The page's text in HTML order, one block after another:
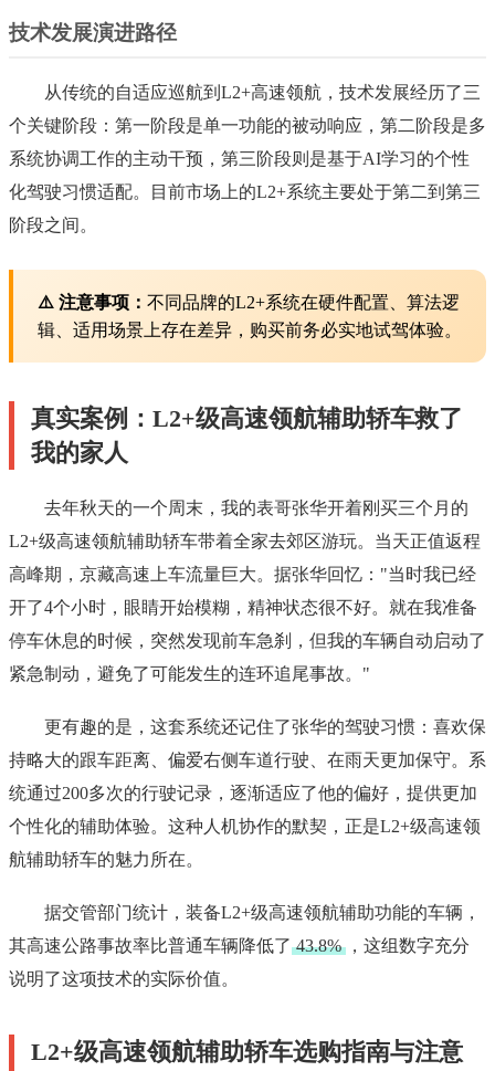
技术发展演进路径
从传统的自适应巡航到L2+高速领航，技术发展经历了三
个关键阶段：第一阶段是单一功能的被动响应，第二阶段是多
系统协调工作的主动干预，第三阶段则是基于AI学习的个性
化驾驶习惯适配。目前市场上的L2+系统主要处于第二到第三
阶段之间。
⚠️ 注意事项： 不同品牌的L2+系统在硬件配置、算法逻
辑、适用场景上存在差异，购买前务必实地试驾体验。
真实案例：L2+级高速领航辅助轿车救了
我的家人
去年秋天的一个周末，我的表哥张华开着刚买三个月的
L2+级高速领航辅助轿车带着全家去郊区游玩。当天正值返程
高峰期，京藏高速上车流量巨大。据张华回忆："当时我已经
开了4个小时，眼睛开始模糊，精神状态很不好。就在我准备
停车休息的时候，突然发现前车急刹，但我的车辆自动启动了
紧急制动，避免了可能发生的连环追尾事故。"
更有趣的是，这套系统还记住了张华的驾驶习惯：喜欢保
持略大的跟车距离、偏爱右侧车道行驶、在雨天更加保守。系
统通过200多次的行驶记录，逐渐适应了他的偏好，提供更加
个性化的辅助体验。这种人机协作的默契，正是L2+级高速领
航辅助轿车的魅力所在。
据交管部门统计，装备L2+级高速领航辅助功能的车辆，
其高速公路事故率比普通车辆降低了 43.8%
，这组数字充分
说明了这项技术的实际价值。
L2+级高速领航辅助轿车选购指南与注意